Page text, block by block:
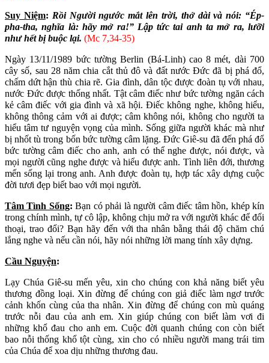
Suy Niệm: Rồi Người ngước mắt lên trời, thở dài và nói: “Ép-
pha-tha, nghĩa là: hãy mở ra!” Lập tức tai anh ta mở ra, lưỡi
như hết bị buộc lại. (Mc 7,34-35)
Ngày 13/11/1989 bức tường Berlin (Bá-Linh) cao 8 mét, dài 700
cây số, sau 28 năm chia cắt thủ đô và đất nước Đức đã bị phá đổ,
chấm dứt hận thù chia rẽ. Gia đình, dân tộc được đoàn tụ với nhau,
nước Đức được thống nhất. Tật câm điếc như bức tường ngăn cách
kẻ câm điếc với gia đình và xã hội. Điếc không nghe, không hiểu,
không thông cảm với ai được; câm không nói, không cho người ta
hiểu tâm tư nguyện vọng của mình. Sống giữa người khác mà như
bị nhốt tù trong bốn bức tường câm lặng. Đức Giê-su đã đến phá đổ
bức tường câm điếc cho anh, anh có thể nghe được, nói được, và
mọi người cũng nghe được và hiểu được anh. Tình liên đới, thương
mến sống lại trong anh. Anh được đoàn tụ, hợp tác xây dựng cuộc
đời tươi đẹp biết bao với mọi người.
Tâm Tình Sống: Bạn có phải là người câm điếc tâm hồn, khép kín
trong chính mình, tự cô lập, không chịu mở ra với người khác để đối
thoại, trao đổi? Bạn hãy đến với tha nhân bằng thái độ chăm chú
lắng nghe và nếu cần nói, hãy nói những lời mang tính xây dựng.
Cầu Nguyện:
Lạy Chúa Giê-su mến yêu, xin cho chúng con khả năng biết yêu
thương đồng loại. Xin đừng để chúng con giả điếc làm ngơ trước
cảnh khốn cùng của tha nhân. Xin đừng để chúng con mù quáng
trước nỗi đau của anh em. Xin giúp chúng con biết làm vơi đi
những khổ đau cho anh em. Cuộc đời quanh chúng con còn biết
bao nỗi thống khổ tột cùng, xin cho có nhiều người mang trái tim
của Chúa để xoa dịu những thương đau.